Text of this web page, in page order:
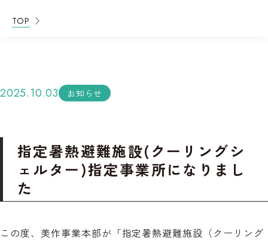
TOP
2025.10.03 お知らせ
指定暑熱避難施設(クーリングシ
ェルター)指定事業所になりまし
た
この度、美作事業本部が「指定暑熱避難施設（クーリング